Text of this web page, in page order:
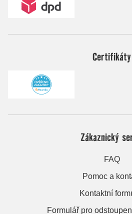
Certifikáty
Zákaznický
FAQ
Pomoc a
Kontaktní
Formulář pro